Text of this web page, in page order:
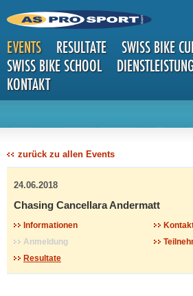
EVENTS RESULTATE
SWISS BIKE
SWISS BIKE SCHOOL
KONTAKT
zurück zu allen Events
24.06.2018
Chasing Cancellara Andermatt
Informationen
Anmeldung
Resultate